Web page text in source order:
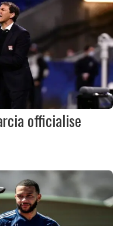
officialise